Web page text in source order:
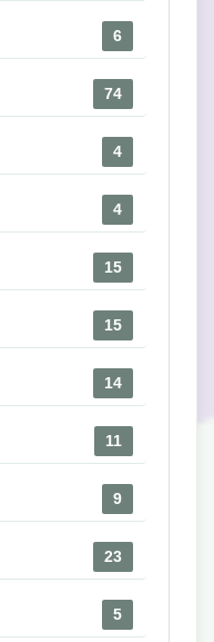
6
74
4
4
15
15
14
11
9
23
5